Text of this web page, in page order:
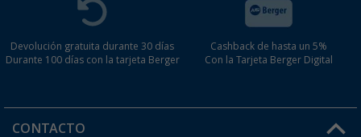
Devolución gratuita durante 30 días
Durante 100 días con la tarjeta Berger
Cashback de hasta un 5%
Con la Tarjeta Berger Digital
CONTACTO